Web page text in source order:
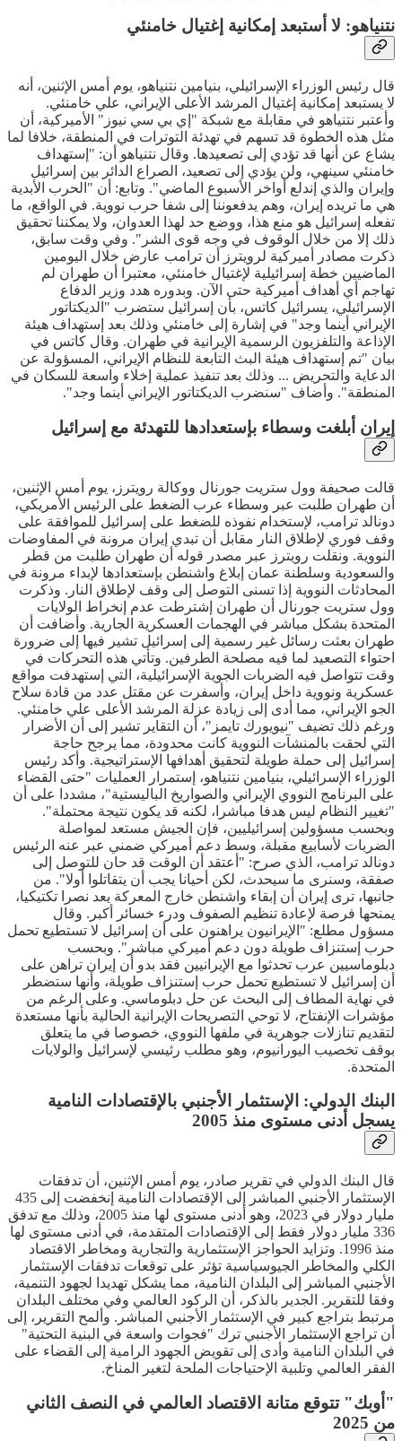
نتنياهو: لا أستبعد إمكانية إغتيال خامنئي
قال رئيس الوزراء الإسرائيلي، بنيامين نتنياهو، يوم أمس الإثنين، أنه
لا يستبعد إمكانية إغتيال المرشد الأعلى الإيراني، علي خامنئي.
وأعتبر نتنياهو في مقابلة مع شبكة "إي بي سي نيوز" الأميركية، أن
مثل هذه الخطوة قد تسهم في تهدئة التوترات في المنطقة، خلافا لما
يشاع عن أنها قد تؤدي إلى تصعيدها. وقال نتنياهو أن: "إستهداف
خامنئي سينهي، ولن يؤدي إلى تصعيد، الصراع الدائر بين إسرائيل
وإيران والذي إندلع أواخر الأسبوع الماضي". وتابع: أن "الحرب الأبدية
هي ما تريده إيران، وهم يدفعوننا إلى شفا حرب نووية. في الواقع، ما
تفعله إسرائيل هو منع هذا، ووضع حد لهذا العدوان، ولا يمكننا تحقيق
ذلك إلا من خلال الوقوف في وجه قوى الشر". وفي وقت سابق،
ذكرت مصادر أميركية لرويترز أن ترامب عارض خلال اليومين
الماضيين خطة إسرائيلية لإغتيال خامنئي، معتبرا أن طهران لم
تهاجم أي أهداف أميركية حتى الآن. وبدوره هدد وزير الدفاع
الإسرائيلي، يسرائيل كاتس، بأن إسرائيل ستضرب "الديكتاتور
الإيراني أينما وجد" في إشارة إلى خامنئي وذلك بعد إستهداف هيئة
الإذاعة والتلفزيون الرسمية الإيرانية في طهران. وقال كاتس في
بيان "تم إستهداف هيئة البث التابعة للنظام الإيراني، المسؤولة عن
الدعاية والتحريض ... وذلك بعد تنفيذ عملية إخلاء واسعة للسكان في
المنطقة". وأضاف "سنضرب الديكتاتور الإيراني أينما وجد".
إيران أبلغت وسطاء بإستعدادها للتهدئة مع إسرائيل
قالت صحيفة وول ستريت جورنال ووكالة رويترز، يوم أمس الإثنين،
أن طهران طلبت عبر وسطاء عرب الضغط على الرئيس الأمريكي،
دونالد ترامب، لإستخدام نفوذه للضغط على إسرائيل للموافقة على
وقف فوري لإطلاق النار مقابل أن تبدي إيران مرونة في المفاوضات
النووية. ونقلت رويترز عبر مصدر قوله أن طهران طلبت من قطر
والسعودية وسلطنة عمان إبلاغ واشنطن بإستعدادها لإبداء مرونة في
المحادثات النووية إذا تسنى التوصل إلى وقف لإطلاق النار. وذكرت
وول ستريت جورنال أن طهران إشترطت عدم إنخراط الولايات
المتحدة بشكل مباشر في الهجمات العسكرية الجارية. وأضافت أن
طهران بعثت رسائل غير رسمية إلى إسرائيل تشير فيها إلى ضرورة
احتواء التصعيد لما فيه مصلحة الطرفين. وتأتي هذه التحركات في
وقت تتواصل فيه الضربات الجوية الإسرائيلية، التي إستهدفت مواقع
عسكرية ونووية داخل إيران، وأسفرت عن مقتل عدد من قادة سلاح
الجو الإيراني، مما أدى إلى زيادة عزلة المرشد الأعلى علي خامنئي.
ورغم ذلك تضيف "نيويورك تايمز"، أن التقاير تشير إلى أن الأضرار
التي لحقت بالمنشآت النووية كانت محدودة، مما يرجح حاجة
إسرائيل إلى حملة طويلة لتحقيق أهدافها الإستراتيجية. وأكد رئيس
الوزراء الإسرائيلي، بنيامين نتنياهو، إستمرار العمليات "حتى القضاء
على البرنامج النووي الإيراني والصواريخ الباليستية"، مشددا على أن
"تغيير النظام ليس هدفا مباشرا، لكنه قد يكون نتيجة محتملة".
وبحسب مسؤولين إسرائيليين، فإن الجيش مستعد لمواصلة
الضربات لأسابيع مقبلة، وسط دعم أميركي ضمني عبر عنه الرئيس
دونالد ترامب، الذي صرح: "أعتقد أن الوقت قد حان للتوصل إلى
صفقة، وسنرى ما سيحدث، لكن أحيانا يجب أن يتقاتلوا أولا". من
جانبها، ترى إيران أن إبقاء واشنطن خارج المعركة يعد نصرا تكتيكيا،
يمنحها فرصة لإعادة تنظيم الصفوف ودرء خسائر أكبر. وقال
مسؤول مطلع: "الإيرانيون يراهنون على أن إسرائيل لا تستطيع تحمل
حرب إستنزاف طويلة دون دعم أميركي مباشر". وبحسب
دبلوماسيين عرب تحدثوا مع الإيرانيين فقد بدو أن إيران تراهن على
أن إسرائيل لا تستطيع تحمل حرب إستنزاف طويلة، وأنها ستضطر
في نهاية المطاف إلى البحث عن حل دبلوماسي. وعلى الرغم من
مؤشرات الإنفتاح، لا توحي التصريحات الإيرانية الحالية بأنها مستعدة
لتقديم تنازلات جوهرية في ملفها النووي، خصوصا في ما يتعلق
بوقف تخصيب اليورانيوم، وهو مطلب رئيسي لإسرائيل والولايات
المتحدة.
البنك الدولي: الإستثمار الأجنبي بالإقتصادات النامية
يسجل أدنى مستوى منذ 2005
قال البنك الدولي في تقرير صادر، يوم أمس الإثنين، أن تدفقات
الإستثمار الأجنبي المباشر إلى الإقتصادات النامية إنخفضت إلى 435
مليار دولار في 2023، وهو أدنى مستوى لها منذ 2005، وذلك مع تدفق
336 مليار دولار فقط إلى الإقتصادات المتقدمة، في أدنى مستوى لها
منذ 1996. وتزايد الحواجز الإستثمارية والتجارية ومخاطر الاقتصاد
الكلي والمخاطر الجيوسياسية تؤثر على توقعات تدفقات الإستثمار
الأجنبي المباشر إلى البلدان النامية، مما يشكل تهديدا لجهود التنمية،
وفقا للتقرير. الجدير بالذكر، أن الركود العالمي وفي مختلف البلدان
مرتبط بتراجع كبير في الإستثمار الأجنبي المباشر. وألمح التقرير، إلى
أن تراجع الإستثمار الأجنبي ترك "فجوات واسعة في البنية التحتية"
في البلدان النامية وأدى إلى تقويض الجهود الرامية إلى القضاء على
الفقر العالمي وتلبية الإحتياجات الملحة لتغير المناخ.
"أوبك" تتوقع متانة الاقتصاد العالمي في النصف الثاني
من 2025